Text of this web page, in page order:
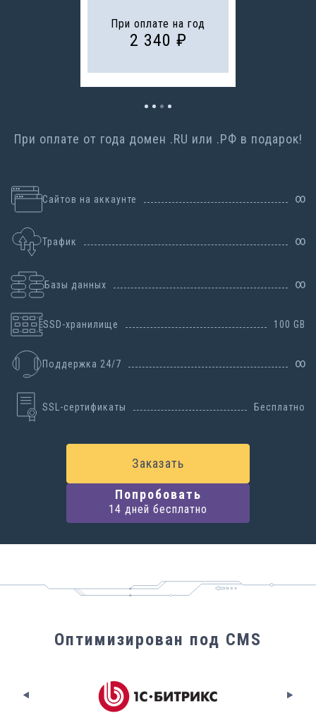
При оплате на год
2 340 ₽
При оплате от года домен .RU или .РФ в подарок!
Сайтов на аккаунте
Трафик
Базы данных
SSD-хранилище 100 GB
Поддержка 24/7
SSL-сертификаты Бесплатно
Заказать
Попробовать
14 дней бесплатно
Оптимизирован под CMS